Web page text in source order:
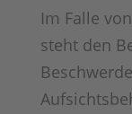
Im Falle
steht den